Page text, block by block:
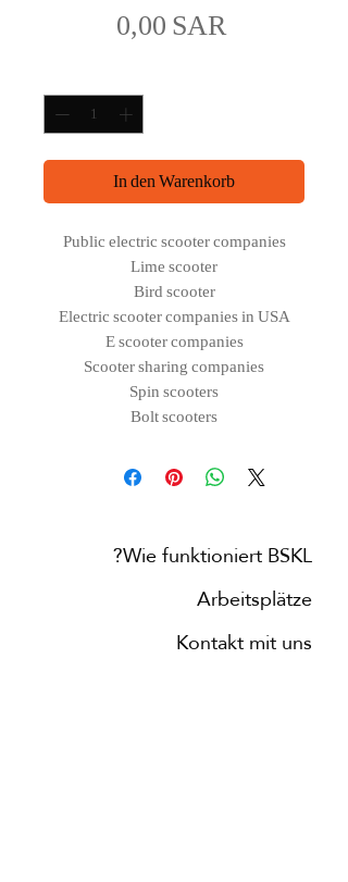
0,00 SAR
In den Warenkorb
Public electric scooter companies
Lime scooter
Bird scooter
Electric scooter companies in USA
E scooter companies
Scooter sharing companies
Spin scooters
Bolt scooters
Wie funktioniert BSKL?
Arbeitsplätze
Kontakt mit uns